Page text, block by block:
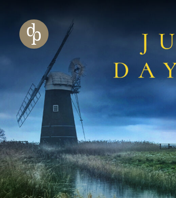
Zur Navigation springen
Zur Website-Suche springen